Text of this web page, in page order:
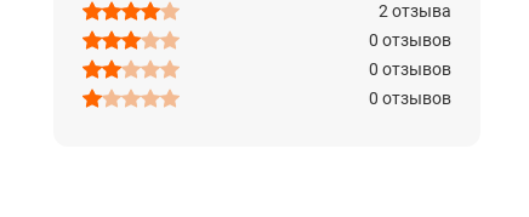
2 отзыва
0 отзывов
0 отзывов
0 отзывов